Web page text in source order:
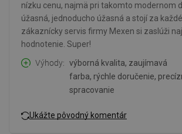
nízku cenu, najmä pri takomto modernom
úžasná, jednoducho úžasná a stojí za
zákaznícky servis firmy Mexen si zaslúži
hodnotenie. Super!
Výhody
výborná kvalita, zaujímavá
farba, rýchle doručenie,
spracovanie
Ukážte pôvodný komentár